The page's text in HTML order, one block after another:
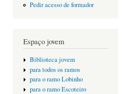
Pedir acesso de formador
Espaço jovem
Biblioteca jovem
para todos os ramos
para o ramo Lobinho
para o ramo Escoteiro